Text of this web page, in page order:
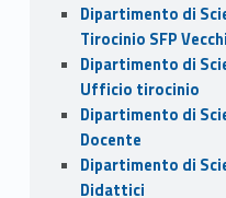
Dipartimento di
Tirocinio SFP
Dipartimento di
Ufficio tirocinio
Dipartimento di
Docente
Dipartimento di
Didattici